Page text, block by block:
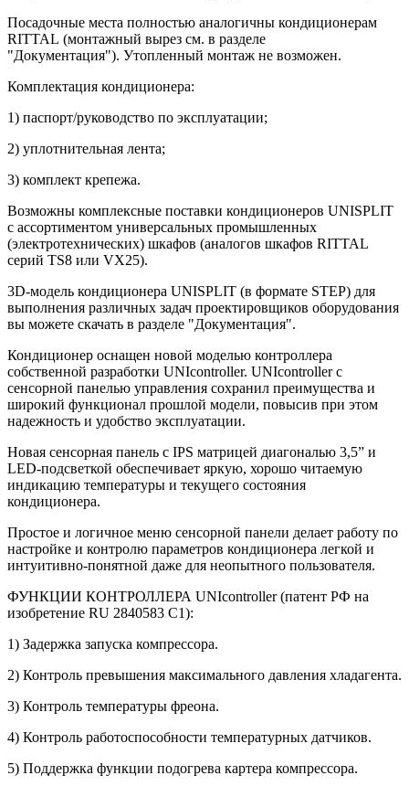
Посадочные места полностью аналогичны кондиционерам
RITTAL (монтажный вырез см. в разделе
"Документация"). Утопленный монтаж не возможен.
Комплектация кондиционера:
1) паспорт/руководство по эксплуатации;
2) уплотнительная лента;
3) комплект крепежа.
Возможны комплексные поставки кондиционеров UNISPLIT
c ассортиментом универсальных промышленных
(электротехнических) шкафов (аналогов шкафов RITTAL
серий TS8 или VX25).
3D-модель кондиционера UNISPLIT (в формате STEP) для
выполнения различных задач проектировщиков оборудования
вы можете скачать в разделе "Документация".
Кондиционер оснащен новой моделью контроллера
собственной разработки UNIcontroller. UNIcontroller с
сенсорной панелью управления сохранил преимущества и
широкий функционал прошлой модели, повысив при этом
надежность и удобство эксплуатации.
Новая сенсорная панель с IPS матрицей диагональю 3,5” и
LED-подсветкой обеспечивает яркую, хорошо читаемую
индикацию температуры и текущего состояния
кондиционера.
Простое и логичное меню сенсорной панели делает работу по
настройке и контролю параметров кондиционера легкой и
интуитивно-понятной даже для неопытного пользователя.
ФУНКЦИИ КОНТРОЛЛЕРА UNIcontroller (патент РФ на
изобретение RU 2840583 C1):
1) Задержка запуска компрессора.
2) Контроль превышения максимального давления хладагента.
3) Контроль температуры фреона.
4) Контроль работоспособности температурных датчиков.
5) Поддержка функции подогрева картера компрессора.